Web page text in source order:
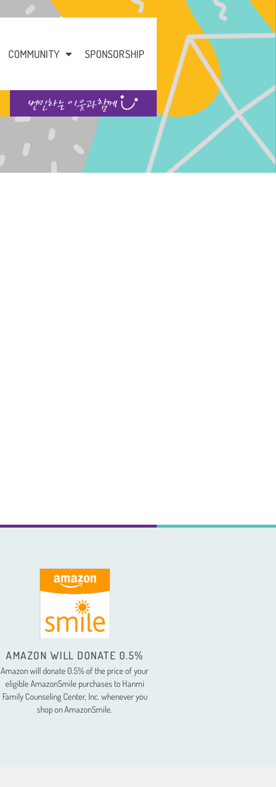
COMMUNITY SPONSORSHIP
AMAZON WILL DONATE 0.5%
Amazon will donate 0.5% of the price of your
eligible AmazonSmile purchases to Hanmi
Family Counseling Center, Inc. whenever you
shop on AmazonSmile.